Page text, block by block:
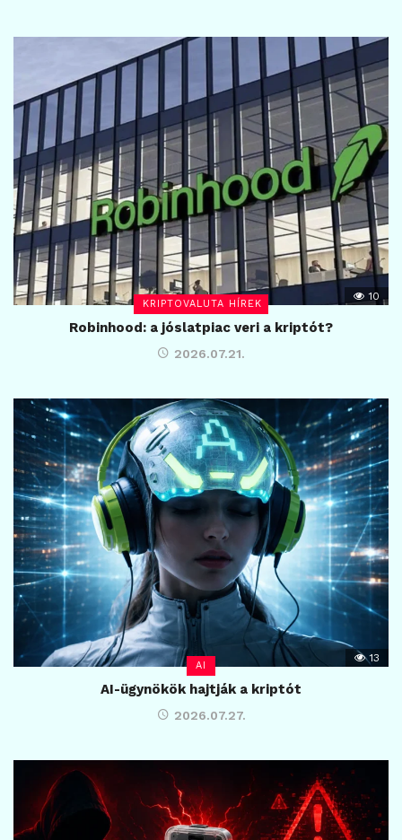
KRIPTOVALUTA HÍREK
10
Robinhood: a jóslatpiac veri a kriptót?
2026.07.21.
AI
13
AI-ügynökök hajtják a kriptót
2026.07.27.